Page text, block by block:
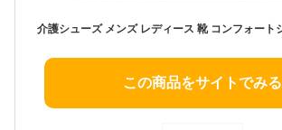
この商品をサイトでみる